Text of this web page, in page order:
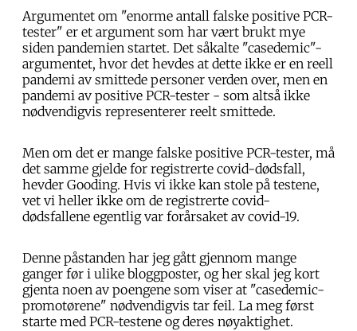
Argumentet om "enorme antall falske positive PCR-
tester" er et argument som har vært brukt mye
siden pandemien startet. Det såkalte "casedemic"-
argumentet, hvor det hevdes at dette ikke er en reell
pandemi av smittede personer verden over, men en
pandemi av positive PCR-tester - som altså ikke
nødvendigvis representerer reelt smittede.
Men om det er mange falske positive PCR-tester, må
det samme gjelde for registrerte covid-dødsfall,
hevder Gooding. Hvis vi ikke kan stole på testene,
vet vi heller ikke om de registrerte covid-
dødsfallene egentlig var forårsaket av covid-19.
Denne påstanden har jeg gått gjennom mange
ganger før i ulike bloggposter, og her skal jeg kort
gjenta noen av poengene som viser at "casedemic-
promotørene" nødvendigvis tar feil. La meg først
starte med PCR-testene og deres nøyaktighet.